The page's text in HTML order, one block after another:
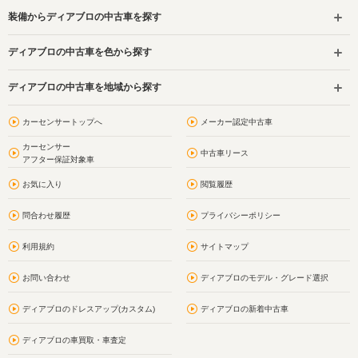
装備からディアブロの中古車を探す
ディアブロの中古車を色から探す
ディアブロの中古車を地域から探す
カーセンサートップへ メーカー認定中古車
カーセンサー
アフター保証対象車
中古車リース
お気に入り 閲覧履歴
問合わせ履歴 プライバシーポリシー
利用規約 サイトマップ
お問い合わせ ディアブロのモデル・グレード選択
ディアブロのドレスアップ(カスタム) ディアブロの新着中古車
ディアブロの車買取・車査定